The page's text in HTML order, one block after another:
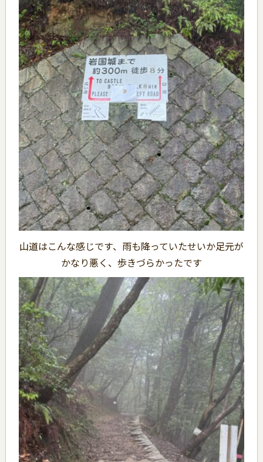
山道はこんな感じです、雨も降っていたせいか足元が
かなり悪く、歩きづらかったです